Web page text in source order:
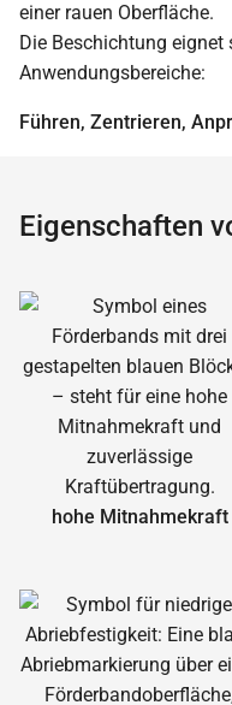
einer rauen Oberfläche.
Die Beschichtung
Anwendungsbereiche:
Führen, Zentrieren,
Eigenschaften
hohe Mitnahmekraft